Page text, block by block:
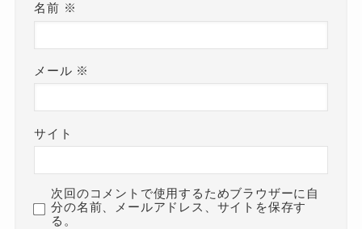
名前 ※
メール ※
サイト
次回のコメントで使用するためブラウザーに自
分の名前、メールアドレス、サイトを保存す
る。